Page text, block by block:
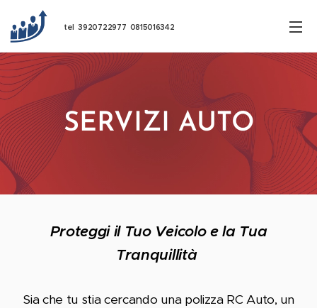
tel 3920722977 0815016342
SERVIZI AUTO
Proteggi il Tuo Veicolo e la Tua
Tranquillità
Sia che tu stia cercando una polizza RC Auto, un